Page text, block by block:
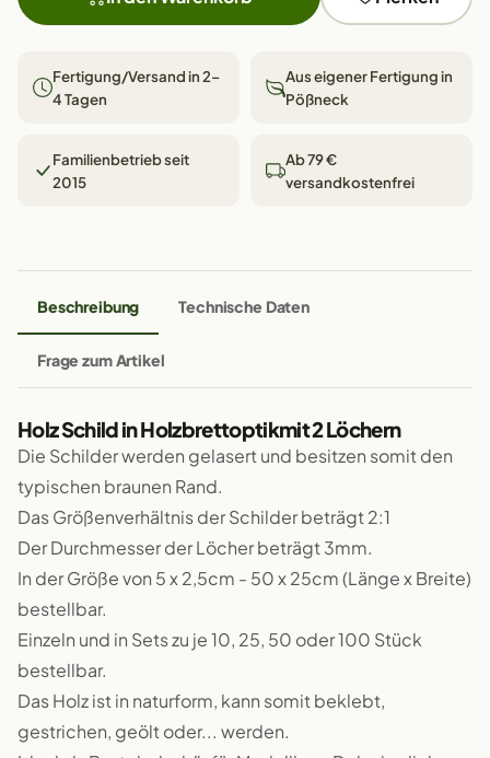
Fertigung/Versand in 2–
4 Tagen
Aus eigener Fertigung in
Pößneck
Familienbetrieb seit
2015
Ab 79 €
versandkostenfrei
Beschreibung Technische Daten
Frage zum Artikel
Holz Schild in Holzbrettoptikmit 2 Löchern
Die Schilder werden gelasert und besitzen somit den
typischen braunen Rand.
Das Größenverhältnis der Schilder beträgt 2:1
Der Durchmesser der Löcher beträgt 3mm.
In der Größe von 5 x 2,5cm - 50 x 25cm (Länge x Breite)
bestellbar.
Einzeln und in Sets zu je 10, 25, 50 oder 100 Stück
bestellbar.
Das Holz ist in naturform, kann somit beklebt,
gestrichen, geölt oder... werden.